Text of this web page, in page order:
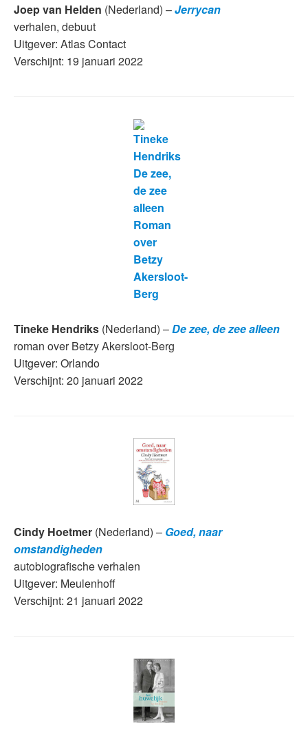
Joep van Helden (Nederland) –Jerrycan
verhalen, debuut
Uitgever: Atlas Contact
Verschijnt: 19 januari 2022
Tineke Hendriks (Nederland) –De zee, de zee alleen
roman over Betzy Akersloot-Berg
Uitgever: Orlando
Verschijnt: 20 januari 2022
Cindy Hoetmer (Nederland) – Goed, naar
omstandigheden
autobiografische verhalen
Uitgever: Meulenhoff
Verschijnt: 21 januari 2022